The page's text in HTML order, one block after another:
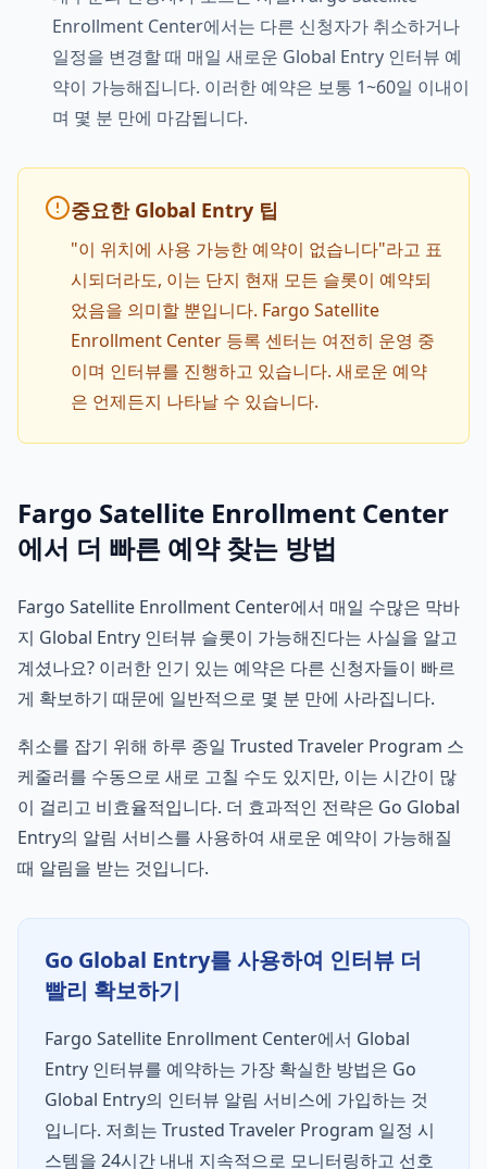
Enrollment Center에서는 다른 신청자가 취소하거나
일정을 변경할 때 매일 새로운 Global Entry 인터뷰 예
약이 가능해집니다. 이러한 예약은 보통 1~60일 이내이
며 몇 분 만에 마감됩니다.
중요한 Global Entry 팁
"이 위치에 사용 가능한 예약이 없습니다"라고 표
시되더라도, 이는 단지 현재 모든 슬롯이 예약되
었음을 의미할 뿐입니다. Fargo Satellite
Enrollment Center 등록 센터는 여전히 운영 중
이며 인터뷰를 진행하고 있습니다. 새로운 예약
은 언제든지 나타날 수 있습니다.
Fargo Satellite Enrollment Center
에서 더 빠른 예약 찾는 방법
Fargo Satellite Enrollment Center에서 매일 수많은 막바
지 Global Entry 인터뷰 슬롯이 가능해진다는 사실을 알고
계셨나요? 이러한 인기 있는 예약은 다른 신청자들이 빠르
게 확보하기 때문에 일반적으로 몇 분 만에 사라집니다.
취소를 잡기 위해 하루 종일 Trusted Traveler Program 스
케줄러를 수동으로 새로 고칠 수도 있지만, 이는 시간이 많
이 걸리고 비효율적입니다. 더 효과적인 전략은 Go Global
Entry의 알림 서비스를 사용하여 새로운 예약이 가능해질
때 알림을 받는 것입니다.
Go Global Entry를 사용하여 인터뷰 더
빨리 확보하기
Fargo Satellite Enrollment Center에서 Global
Entry 인터뷰를 예약하는 가장 확실한 방법은 Go
Global Entry의 인터뷰 알림 서비스에 가입하는 것
입니다. 저희는 Trusted Traveler Program 일정 시
스템을 24시간 내내 지속적으로 모니터링하고 선호